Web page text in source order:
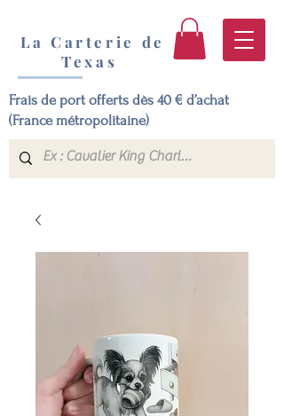
La Carterie de
Texas
Frais de port offerts dès 40 € d’achat
(France métropolitaine)